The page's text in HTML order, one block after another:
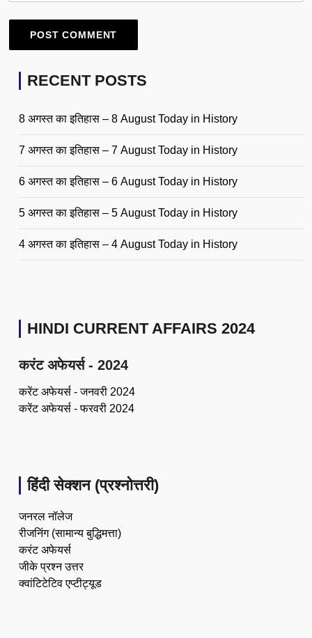
RECENT POSTS
8 अगस्त का इतिहास – 8 August Today in History
7 अगस्त का इतिहास – 7 August Today in History
6 अगस्त का इतिहास – 6 August Today in History
5 अगस्त का इतिहास – 5 August Today in History
4 अगस्त का इतिहास – 4 August Today in History
HINDI CURRENT AFFAIRS 2024
करंट अफेयर्स - 2024
करेंट अफेयर्स - जनवरी 2024
करेंट अफेयर्स - फरवरी 2024
हिंदी सेक्शन (प्रश्नोत्तरी)
जनरल नॉलेज
रीजनिंग (सामान्य बुद्धिमत्ता)
करंट अफेयर्स
जीके प्रश्न उत्तर
क्वांटिटेटिव एप्टीट्यूड